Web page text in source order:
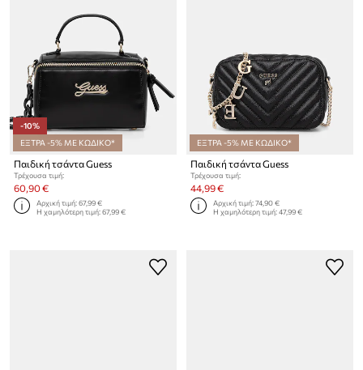
-10%
ΕΞΤΡΑ -5% ΜΕ ΚΩΔΙΚΟ*
Παιδική τσάντα Guess
Τρέχουσα τιμή:
60,90 €
Αρχική τιμή:67,99 €
Η χαμηλότερη τιμή:67,99 €
ΕΞΤΡΑ -5% ΜΕ ΚΩΔΙΚΟ*
Παιδική τσάντα Guess
Τρέχουσα τιμή:
44,99 €
Αρχική τιμή:74,90 €
Η χαμηλότερη τιμή:47,99 €